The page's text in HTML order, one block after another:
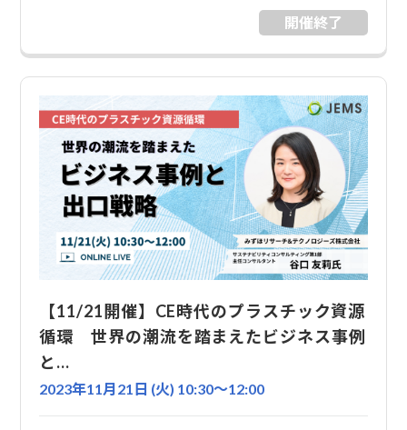
開催終了
【11/21開催】CE時代のプラスチック資源
循環 世界の潮流を踏まえたビジネス事例
と…
2023年11月21日 (火) 10:30〜12:00